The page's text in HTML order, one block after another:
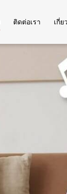
ติดต่อเรา เกี่ย